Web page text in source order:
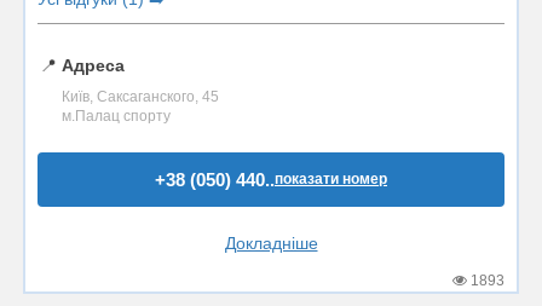
📍 Адреса
Київ, Саксаганского, 45
м.Палац спорту
+38 (050) 440..показати номер
Докладніше
1893